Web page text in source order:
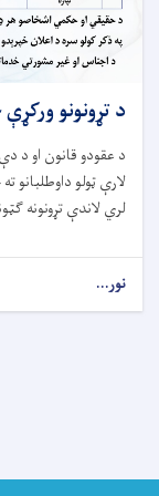
د تړونونو
د عقودو قانون او د د
لارې ټولو
لري لاندې تړونونه
نور...
د